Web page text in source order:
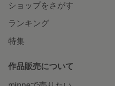
ショップをさがす
ランキング
特集
作品販売について